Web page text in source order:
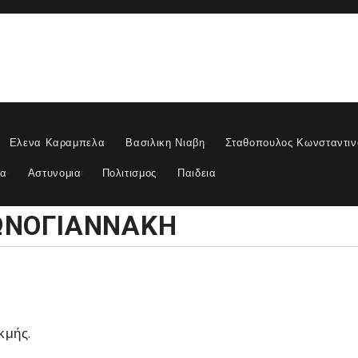
Ελενα Καραμπελα Βασιλικη Νιαβη
Σταθοπουλος
Αστυνομια Πολιτισμος Παιδεια